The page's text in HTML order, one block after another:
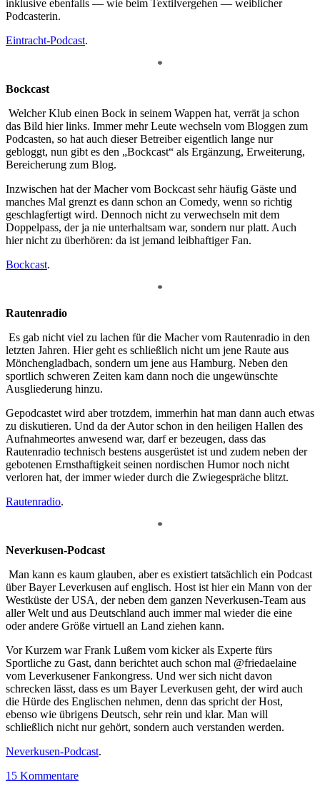
inklusive ebenfalls — wie beim Textilvergehen — weiblicher
Podcasterin.
Eintracht-Podcast.
*
Bockcast
Welcher Klub einen Bock in seinem Wappen hat, verrät ja schon
das Bild hier links. Immer mehr Leute wechseln vom Bloggen zum
Podcasten, so hat auch dieser Betreiber eigentlich lange nur
gebloggt, nun gibt es den „Bockcast“ als Ergänzung, Erweiterung,
Bereicherung zum Blog.
Inzwischen hat der Macher vom Bockcast sehr häufig Gäste und
manches Mal grenzt es dann schon an Comedy, wenn so richtig
geschlagfertigt wird. Dennoch nicht zu verwechseln mit dem
Doppelpass, der ja nie unterhaltsam war, sondern nur platt. Auch
hier nicht zu überhören: da ist jemand leibhaftiger Fan.
Bockcast.
*
Rautenradio
Es gab nicht viel zu lachen für die Macher vom Rautenradio in den
letzten Jahren. Hier geht es schließlich nicht um jene Raute aus
Mönchengladbach, sondern um jene aus Hamburg. Neben den
sportlich schweren Zeiten kam dann noch die ungewünschte
Ausgliederung hinzu.
Gepodcastet wird aber trotzdem, immerhin hat man dann auch etwas
zu diskutieren. Und da der Autor schon in den heiligen Hallen des
Aufnahmeortes anwesend war, darf er bezeugen, dass das
Rautenradio technisch bestens ausgerüstet ist und zudem neben der
gebotenen Ernsthaftigkeit seinen nordischen Humor noch nicht
verloren hat, der immer wieder durch die Zwiegespräche blitzt.
Rautenradio.
*
Neverkusen-Podcast
Man kann es kaum glauben, aber es existiert tatsächlich ein Podcast
über Bayer Leverkusen auf englisch. Host ist hier ein Mann von der
Westküste der USA, der neben dem ganzen Neverkusen-Team aus
aller Welt und aus Deutschland auch immer mal wieder die eine
oder andere Größe virtuell an Land ziehen kann.
Vor Kurzem war Frank Lußem vom kicker als Experte fürs
Sportliche zu Gast, dann berichtet auch schon mal @friedaelaine
vom Leverkusener Fankongress. Und wer sich nicht davon
schrecken lässt, dass es um Bayer Leverkusen geht, der wird auch
die Hürde des Englischen nehmen, denn das spricht der Host,
ebenso wie übrigens Deutsch, sehr rein und klar. Man will
schließlich nicht nur gehört, sondern auch verstanden werden.
Neverkusen-Podcast.
15 Kommentare